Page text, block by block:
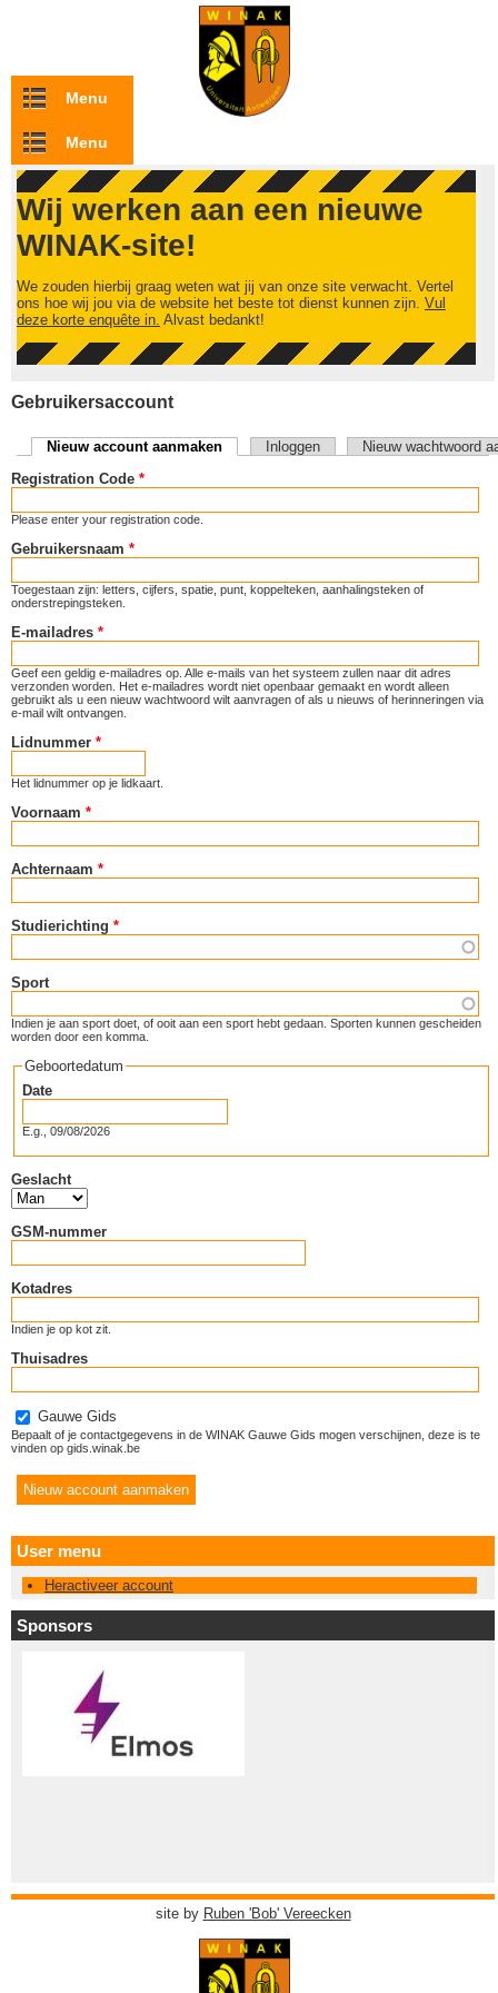
Overslaan en naar de inhoud gaan
Menu
Menu
Wij werken aan een nieuwe
WINAK-site!
We zouden hierbij graag weten wat jij van onze site verwacht. Vertel
ons hoe wij jou via de website het beste tot dienst kunnen zijn. Vul
deze korte enquête in. Alvast bedankt!
Gebruikersaccount
Primaire tabs
Nieuw account aanmaken (actieve tabblad)
Inloggen
Nieuw wachtwoord
Registration Code *
Please enter your registration code.
Gebruikersnaam *
Toegestaan zijn: letters, cijfers, spatie, punt, koppelteken, aanhalingsteken of
onderstrepingsteken.
E-mailadres *
Geef een geldig e-mailadres op. Alle e-mails van het systeem zullen naar dit adres
verzonden worden. Het e-mailadres wordt niet openbaar gemaakt en wordt alleen
gebruikt als u een nieuw wachtwoord wilt aanvragen of als u nieuws of herinneringen via
e-mail wilt ontvangen.
Lidnummer *
Het lidnummer op je lidkaart.
Voornaam *
Achternaam *
Studierichting *
Sport
Indien je aan sport doet, of ooit aan een sport hebt gedaan. Sporten kunnen gescheiden
worden door een komma.
Geboortedatum
Date
E.g., 09/08/2026
Geslacht
GSM-nummer
Kotadres
Indien je op kot zit.
Thuisadres
Gauwe Gids
Bepaalt of je contactgegevens in de WINAK Gauwe Gids mogen verschijnen, deze is te
vinden op gids.winak.be
User menu
Heractiveer account
Sponsors
site by Ruben 'Bob' Vereecken